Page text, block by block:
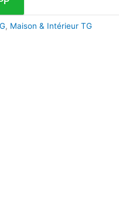
, Maison & Intérieur TG